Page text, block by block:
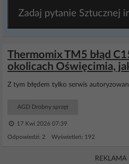
Zadaj pytanie Sztucznej
Thermomix TM5 błąd
okolicach Oświęcimia,
Z tym błędem tylko serwis
AGD Drobny sprzęt
17 Kwi 2026 07:39
Odpowiedzi: 2 Wyświetleń: 192
REKLAMA